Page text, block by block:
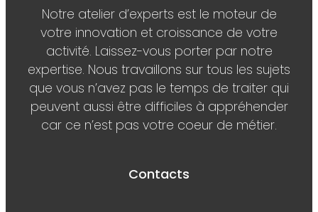
Notre atelier d’experts est le moteur de
votre innovation et croissance de votre
activité. Laissez-vous porter par notre
expertise. Nous travaillons sur tous les sujets
que vous n’avez pas le temps de traiter qui
peuvent aussi être difficiles à appréhender
car ce n’est pas votre coeur de métier.
Contacts